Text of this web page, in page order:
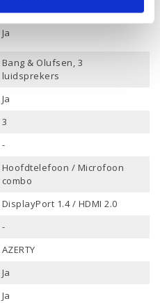
Ja
Bang & Olufsen, 3
luidsprekers
Ja
3
-
Hoofdtelefoon / Microfoon
combo
DisplayPort 1.4 / HDMI 2.0
-
AZERTY
Ja
Ja